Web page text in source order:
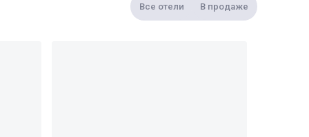
Все отели В продаже